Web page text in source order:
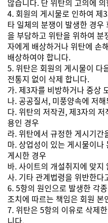
않습니다. 단 위탄의 고의에
4. 회원의 게시물로 인하여 제
타 일체의 분쟁이 발생한 경
을 부담하고 위탄을 위하여
자에게 배상하거나 위탄에 손
배상하여야 합니다.
5. 위탄은 회원의 게시물이 다
전통지 없이 삭제 합니다.
가. 제3자를 비방하거나 중상
나. 공공질서, 미풍양속에 저
다. 위탄의 저작권, 제3자의
용인 경우
라. 위탄에서 규정한 게시기간
마. 상업성이 있는 게시물이
게시한 경우
바. 사이트의 개설취지에 맞지
사. 기타 관계법령을 위반한다
6. 5항의 원인으로 발생한 각
조치에 따르는 책임은 회원 본
7. 위탄은 5항의 이유로 삭제
니다.